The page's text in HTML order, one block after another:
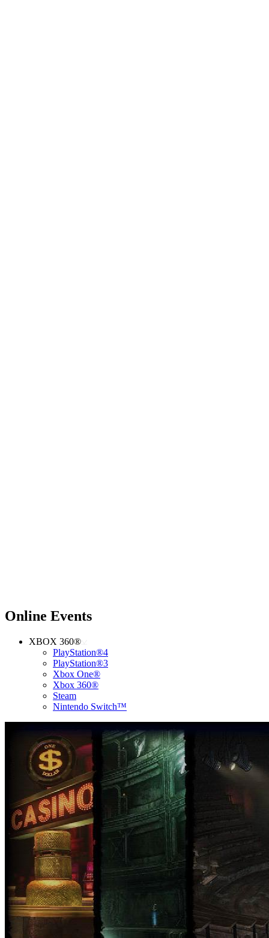
Online Events
XBOX 360®
PlayStation®4
PlayStation®3
Xbox One®
Xbox 360®
Steam
Nintendo Switch™